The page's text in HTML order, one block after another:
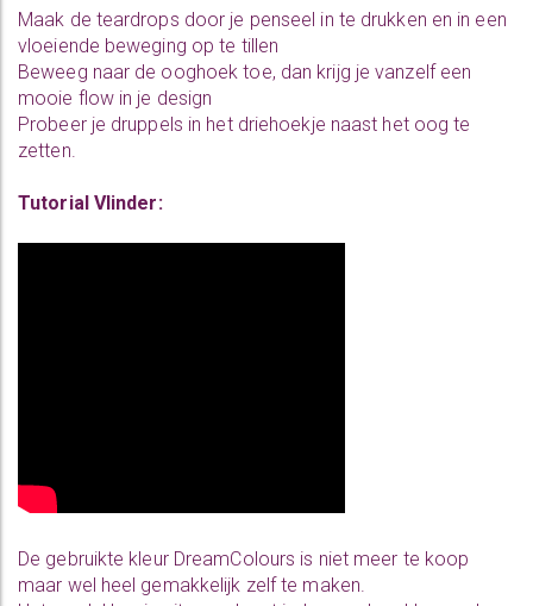
Maak de teardrops door je penseel in te drukken en in een
vloeiende beweging op te tillen
Beweeg naar de ooghoek toe, dan krijg je vanzelf een
mooie flow in je design
Probeer je druppels in het driehoekje naast het oog te
zetten.
Tutorial Vlinder:
De gebruikte kleur DreamColours is niet meer te koop
maar wel heel gemakkelijk zelf te maken.